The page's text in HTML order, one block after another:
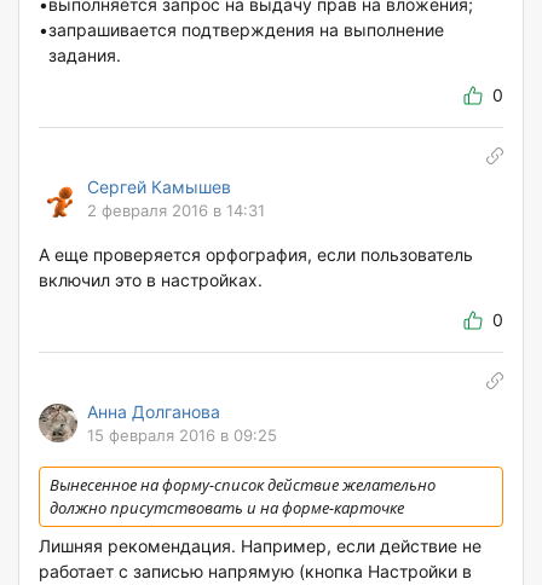
•выполняется запрос на выдачу прав на вложения;
•запрашивается подтверждения на выполнение
задания.
0
Сергей Камышев
2 февраля 2016 в 14:31
А еще проверяется орфография, если пользователь
включил это в настройках.
0
Анна Долганова
15 февраля 2016 в 09:25
Вынесенное на форму-список действие желательно
должно присутствовать и на форме-карточке
Лишняя рекомендация. Например, если действие не
работает с записью напрямую (кнопка Настройки в